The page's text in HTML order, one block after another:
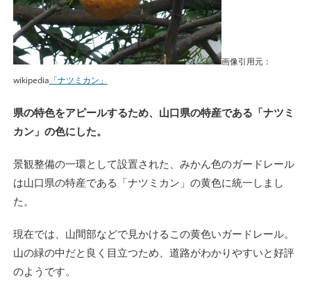
画像引用元：
wikipedia 「ナツミカン」
県の特色をアピールするため、山口県の特産である「ナツミ
カン」の色にした。
景観整備の一環として設置された、みかん色のガードレール
は山口県の特産である「ナツミカン」の黄色に統一しまし
た。
現在では、山間部などで見かけるこの黄色いガードレール。
山の緑の中だと良く目立つため、道路がわかりやすいと好評
のようです。